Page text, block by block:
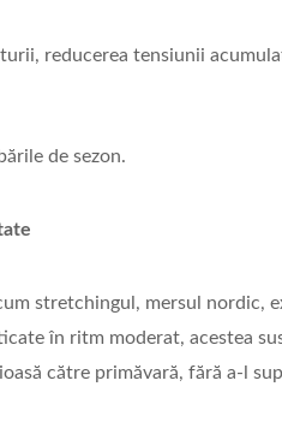
reducerea tensiunii
de sezon.
stretchingul, mersul nordic,
în ritm moderat, acestea
către primăvară, fără a-l